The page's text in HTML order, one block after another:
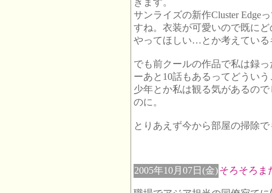
きます。
サンライズの新作Cluster Edge
すね。衣装が可愛いので既に
やってほしい…とか考えてい
でも前クールの作品で私は録
ーあと10話もあるってどうい
少年とか私は観る気があるの
のに。
とりあえず今から部屋の掃除
2005年10月07日(金)そろそろま